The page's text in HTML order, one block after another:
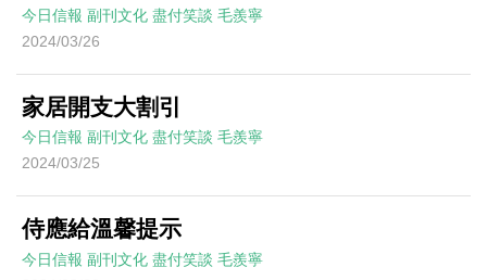
今日信報 副刊文化 盡付笑談 毛羨寧
2024/03/26
家居開支大割引
今日信報 副刊文化 盡付笑談 毛羨寧
2024/03/25
侍應給溫馨提示
今日信報 副刊文化 盡付笑談 毛羨寧